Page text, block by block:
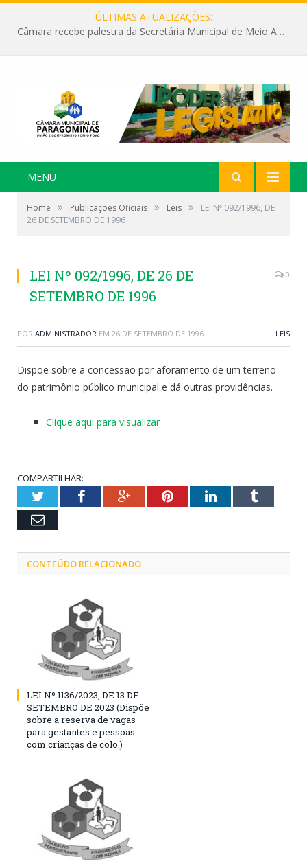
ÚLTIMAS ATUALIZAÇÕES:
Câmara recebe palestra da Secretária Municipal de Meio Ambiente sobre as ações da “SEMANA DO MEIO AMBIENTE”
MENU
Home » Publicações Oficiais » Leis »
LEI Nº 092/1996, DE
26 DE SETEMBRO DE 1996
LEI Nº 092/1996, DE 26 DE
SETEMBRO DE 1996
0
POR ADMINISTRADOR EM 26 DE SETEMBRO DE 1996 LEIS
Dispõe sobre a concessão por aforamento de um terreno
do patrimônio público municipal e dá outras providências.
Clique aqui para visualizar
COMPARTILHAR:
TwitterFacebookGoogle+PinterestLinkedInTumblr
Email
CONTEÚDO RELACIONADO
LEI Nº 1136/2023, DE 13 DE
SETEMBRO DE 2023 (Dispõe
sobre a reserva de vagas
para gestantes e pessoas
com crianças de colo.)